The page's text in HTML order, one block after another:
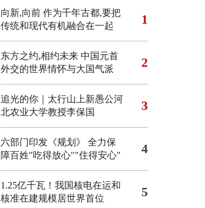
向新,向前 作为千年古都,要把
传统和现代有机融合在一起
1
东方之约,相约未来 中国元首
外交的世界情怀与大国气派
2
追光的你｜太行山上新愚公河
北农业大学教授李保国
3
六部门印发《规划》 全力保
障百姓"吃得放心""住得安心"
4
1.25亿千瓦！我国核电在运和
核准在建规模居世界首位
5